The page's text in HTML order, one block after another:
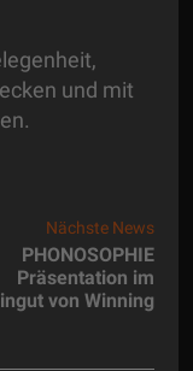
und mit
Nächste News
PHONOSOPHIE
Präsentation im
von Winning